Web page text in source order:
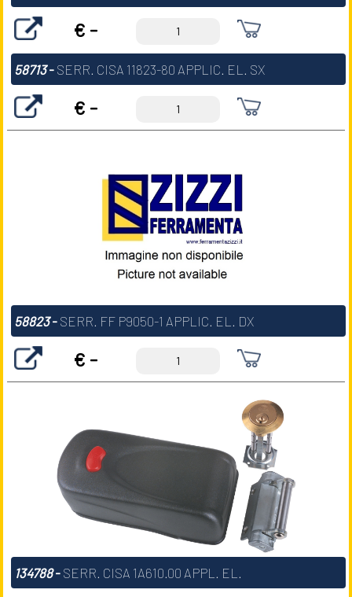
€ -
58713- SERR. CISA 11823-80 APPLIC. EL. SX
€ -
58823- SERR. FF P9050-1 APPLIC. EL. DX
€ -
134788- SERR. CISA 1A610.00 APPL. EL.